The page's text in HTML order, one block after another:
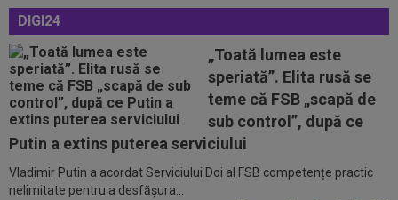
DIGI24
„Toată lumea este
speriată”. Elita rusă se
teme că FSB „scapă de
sub control”, după ce
Putin a extins puterea serviciului
Vladimir Putin a acordat Serviciului Doi al FSB competențe practic
nelimitate pentru a desfășura...
00:02 EXCLUSIV
Rapid a dat lovitura! Victor
Angelescu a anunțat transferul: "Foarte bun"
00:01 OFICIAL
Surpriză! Kevin Ciubotaru a semnat:
”Nu am putut rata această oportunitate”
00:00
Rușii îl provoacă pe David Popovici înaintea
Europenelor: ”Va pierde aurul!”...
00:46 VIDEO
Daniel Pancu a ”explodat”, după UTA -
Rapid: ”Mamă, aoleu! Puțin respect nu...